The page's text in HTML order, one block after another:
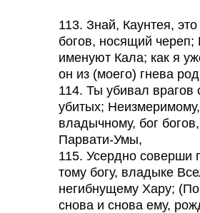
113. Знай, Каунтея,
богов, носящий череп;
именуют Кала; как я
он из (моего) гнева
114. Ты убивал врагов
убитых; Неизмеримому,
владычному, бог богов,
Парвати-Умы,
115. Усердно соверши
тому богу, владыке
негибнущему Хару;
снова и снова ему,